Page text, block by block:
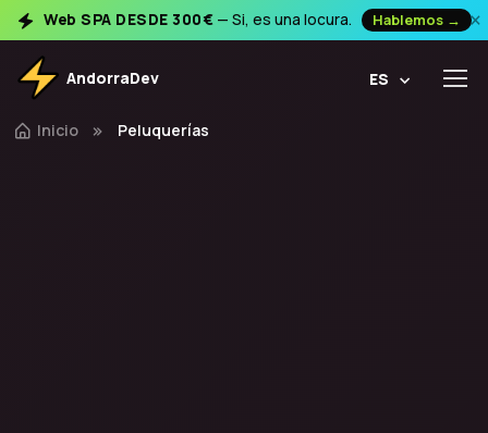
Web SPA DESDE 300€ — Si, es una locura. Hablemos → ×
AndorraDev ES
Inicio Peluquerías